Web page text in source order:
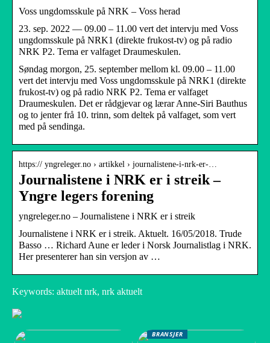
Voss ungdomsskule på NRK – Voss herad
23. sep. 2022 — 09.00 – 11.00 vert det intervju med Voss
ungdomsskule på NRK1 (direkte frukost-tv) og på radio
NRK P2. Tema er valfaget Draumeskulen.
Søndag morgon, 25. september mellom kl. 09.00 – 11.00
vert det intervju med Voss ungdomsskule på NRK1 (direkte
frukost-tv) og på radio NRK P2. Tema er valfaget
Draumeskulen. Det er rådgjevar og lærar Anne-Siri Bauthus
og to jenter frå 10. trinn, som deltek på valfaget, som vert
med på sendinga.
https:// yngreleger.no › artikkel › journalistene-i-nrk-er-…
Journalistene i NRK er i streik –
Yngre legers forening
yngreleger.no – Journalistene i NRK er i streik
Journalistene i NRK er i streik. Aktuelt. 16/05/2018. Trude
Basso … Richard Aune er leder i Norsk Journalistlag i NRK.
Her presenterer han sin versjon av …
Keywords: aktuelt nrk, nrk aktuelt
BRANSJER